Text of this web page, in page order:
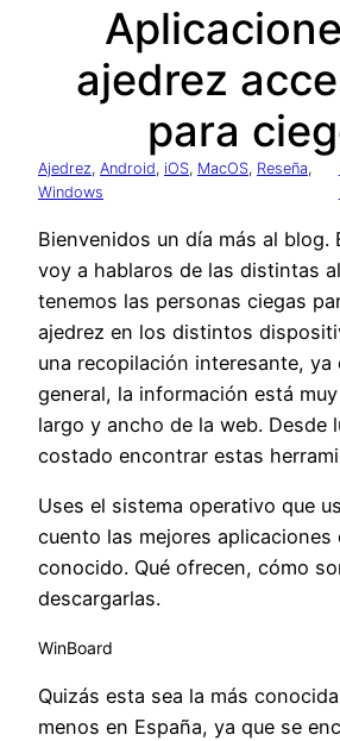
ajedrez
para
Ajedrez, Android, iOS, MacOS, Reseña
Windows
Bienvenidos un día más al blog.
voy a hablaros de las distintas
tenemos las personas ciegas
ajedrez en los distintos
una recopilación interesante, ya
general, la información está
largo y ancho de la web. Desde
costado encontrar estas
Uses el sistema operativo que
cuento las mejores aplicaciones
conocido. Qué ofrecen, cómo
descargarlas.
WinBoard
Quizás esta sea la más
menos en España, ya que se